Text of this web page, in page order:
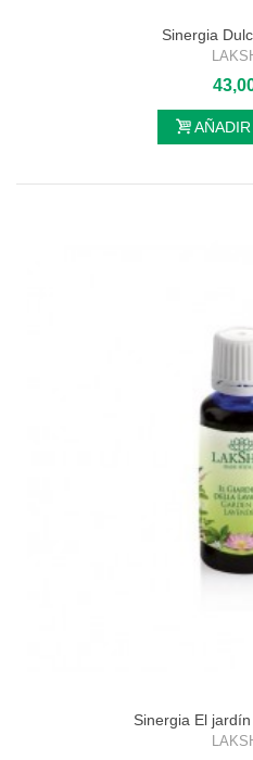
Sinergia
Sinergia El